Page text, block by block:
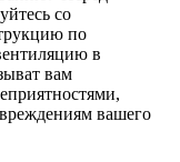
со
по
в
вам
вашего